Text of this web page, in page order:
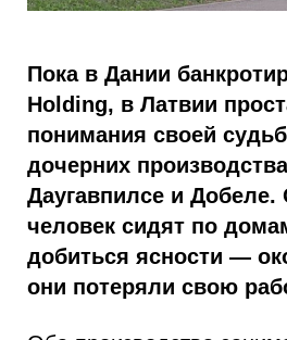
Пока в Дании
Holding, в Латвии
понимания своей
дочерних
Даугавпилсе и Добеле.
человек сидят по
добиться ясности —
они потеряли свою